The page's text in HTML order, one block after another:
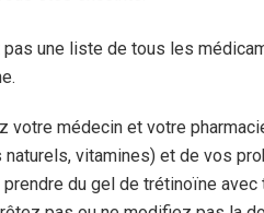
pas une liste de tous les
votre médecin et votre
naturels, vitamines) et de vos
du gel de trétinoïne